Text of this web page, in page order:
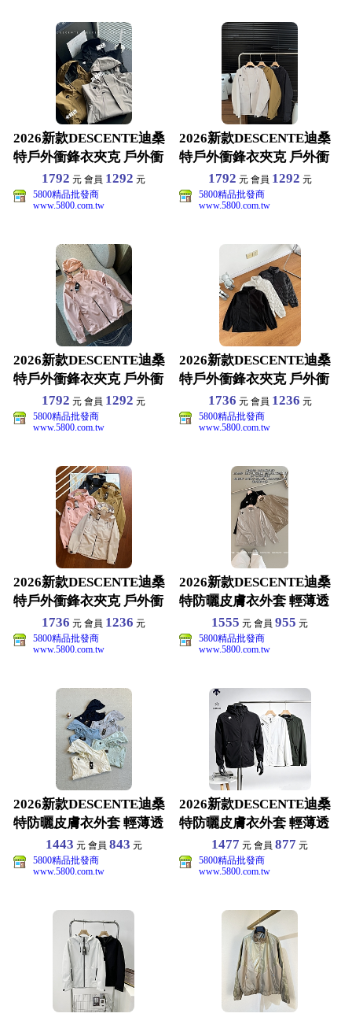
2026新款DESCENTE迪桑
特戶外衝鋒衣夾克 戶外衝
鋒衣夾克 M-
1792 元 會員 1292 元
5800精品批發商
www.5800.com.tw
2026新款DESCENTE迪桑
特戶外衝鋒衣夾克 戶外衝
鋒衣夾克 M-
1792 元 會員 1292 元
5800精品批發商
www.5800.com.tw
2026新款DESCENTE迪桑
特戶外衝鋒衣夾克 戶外衝
鋒衣夾克 M-
1792 元 會員 1292 元
5800精品批發商
www.5800.com.tw
2026新款DESCENTE迪桑
特戶外衝鋒衣夾克 戶外衝
鋒衣夾克 M-
1736 元 會員 1236 元
5800精品批發商
www.5800.com.tw
2026新款DESCENTE迪桑
特戶外衝鋒衣夾克 戶外衝
鋒衣夾克 M-
1736 元 會員 1236 元
5800精品批發商
www.5800.com.tw
2026新款DESCENTE迪桑
特防曬皮膚衣外套 輕薄透
氣速乾戶外機能
1555 元 會員955 元
5800精品批發商
www.5800.com.tw
2026新款DESCENTE迪桑
特防曬皮膚衣外套 輕薄透
氣速乾戶外機能
1443 元 會員 843 元
5800精品批發商
www.5800.com.tw
2026新款DESCENTE迪桑
特防曬皮膚衣外套 輕薄透
氣速乾戶外機能
1477 元 會員877 元
5800精品批發商
www.5800.com.tw